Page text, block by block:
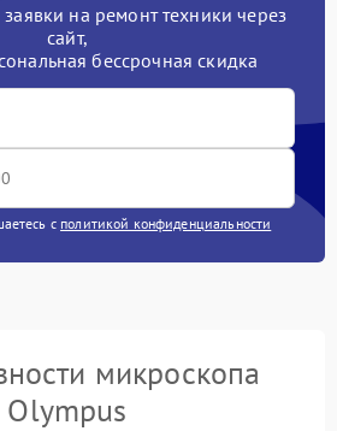
на ремонт техники через
сайт,
бессрочная скидка
с политикой конфиденциальности
микроскопа
Olympus